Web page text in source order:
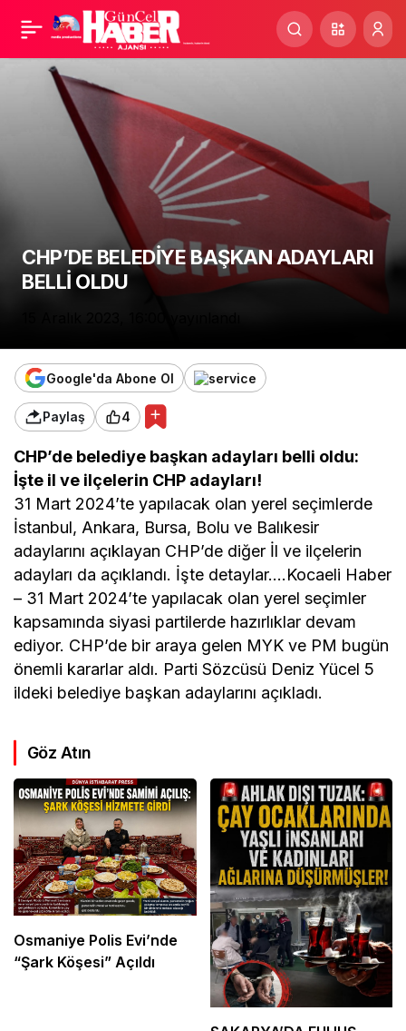
CHP’DE BELEDİYE BAŞKAN ADAYLARI
BELLİ OLDU
Google'da Abone Ol
Paylaş 4
CHP’de belediye başkan adayları belli oldu:
İşte il ve ilçelerin CHP adayları!
31 Mart 2024’te yapılacak olan yerel seçimlerde
İstanbul, Ankara, Bursa, Bolu ve Balıkesir
adaylarını açıklayan CHP’de diğer İl ve ilçelerin
adayları da açıklandı. İşte detaylar….Kocaeli Haber
– 31 Mart 2024’te yapılacak olan yerel seçimler
kapsamında siyasi partilerde hazırlıklar devam
ediyor. CHP’de bir araya gelen MYK ve PM bugün
önemli kararlar aldı. Parti Sözcüsü Deniz Yücel 5
ildeki belediye başkan adaylarını açıkladı.
Göz Atın
Osmaniye Polis Evi’nde
“Şark Köşesi” Açıldı
CHP’DE BELEDİYE
BAŞKAN ADAYLARI
BELLİ OLDU